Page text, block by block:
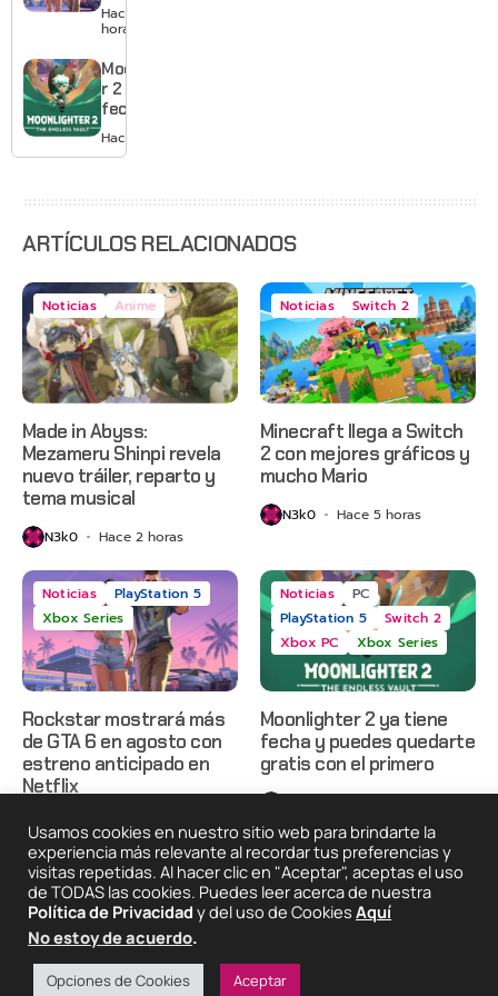
agosto
estreno
anticipado
en Netflix
Hace 23
horas
Moonlighte
r 2 ya tiene
fecha y
puedes
quedarte
Hace 2 días
ARTÍCULOS RELACIONADOS
Noticias Anime
Made in Abyss:
Mezameru Shinpi revela
nuevo tráiler, reparto y
tema musical
N3k0 Hace 2 horas
Noticias Switch 2
Minecraft llega a Switch
2 con mejores gráficos y
mucho Mario
N3k0 Hace 5 horas
Noticias
PlayStation 5
Xbox Series
Rockstar mostrará más
de GTA 6 en agosto con
estreno anticipado en
Netflix
N3k0 Hace 23 horas
Noticias
PC
PlayStation 5
Switch 2
Xbox PC
Xbox Series
Moonlighter 2 ya tiene
fecha y puedes quedarte
gratis con el primero
2025 © Degeneraciónx.com | Anime, Games & Nothing
Quiénes
Somos
Condiciones De
Uso Privacidad
Usamos cookies en nuestro sitio web para brindarte la
experiencia más relevante al recordar tus preferencias y
visitas repetidas. Al hacer clic en "Aceptar", aceptas el uso
de TODAS las cookies. Puedes leer acerca de nuestra
Política de Privacidad y del uso de Cookies Aquí
No estoy de acuerdo.
Opciones de Cookies Aceptar